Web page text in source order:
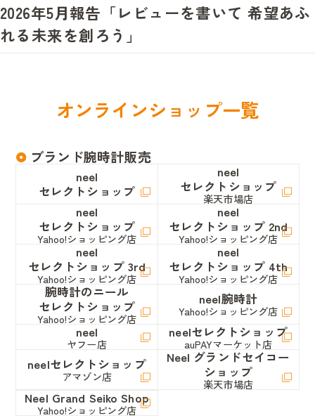
2026年5月報告「レビューを書いて 希望あふ
れる未来を創ろう」
オンライ ンシ ョ ッ プ一覧
ブランド腕時計販売
neel
セレクトショップ
neel
セレクトショップ
楽天市場店
neel
セレクトショップ
Yahoo!ショッピング店
neel
セレクトショップ 2nd
Yahoo!ショッピング店
neel
セレクトショップ 3rd
Yahoo!ショッピング店
neel
セレクトショップ 4th
Yahoo!ショッピング店
腕時計のニール
セレクトショップ
Yahoo!ショッピング店
neel腕時計
Yahoo!ショッピング店
neel
ヤフー店
neelセレクトショップ
auPAYマーケット店
neelセレクトショップ
アマゾン店
Neel グランドセイコー
ショップ
楽天市場店
Neel Grand Seiko Shop
Yahoo!ショッピング店